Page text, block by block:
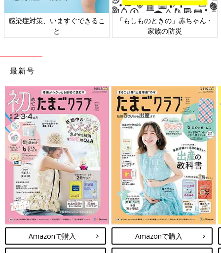
感染症対策、いますぐできるこ
と
「もしものときの」赤ちゃん・
家族の防災
最新号
Amazonで購入 Amazonで購入